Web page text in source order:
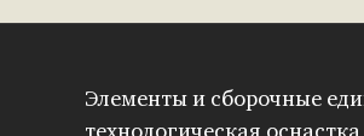
Элементы и сборочные